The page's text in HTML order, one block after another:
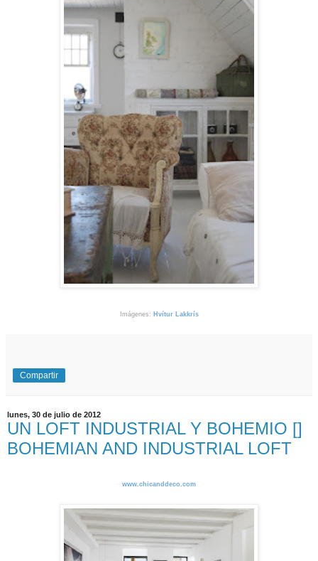
Imágenes: Hvítur Lakkrís
Compartir
lunes, 30 de julio de 2012
UN LOFT INDUSTRIAL Y BOHEMIO []
BOHEMIAN AND INDUSTRIAL LOFT
www.chicanddeco.com